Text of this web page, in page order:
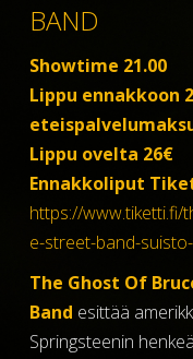
BAND
Showtime 21.00
Lippu ennakkoon
Lippu ovelta 26€
Ennakkoliput
https://
e-street-band-
The Ghost Of
Band esittää
Springsteenin